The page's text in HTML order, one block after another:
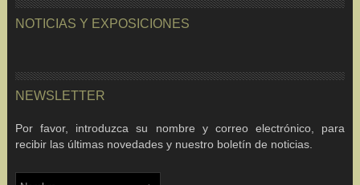
NOTICIAS Y EXPOSICIONES
NEWSLETTER
Por favor, introduzca su nombre y correo electrónico, para
recibir las últimas novedades y nuestro boletín de noticias.